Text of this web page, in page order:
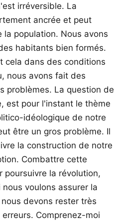
irréversible. La
ancrée et peut
population. Nous avons
habitants bien formés.
cela dans des conditions
nous avons fait des
problèmes. La question de
est pour l'instant le thème
idéologique de notre
être un gros problème. Il
la construction de notre
Combattre cette
poursuivre la révolution,
voulons assurer la
devons rester très
Comprenez-moi